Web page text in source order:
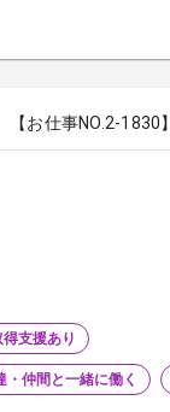
お仕事NO.2-1830】
支援あり
・仲間と一緒に働く